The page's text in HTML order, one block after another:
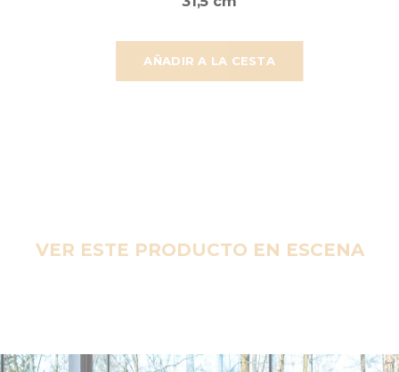
AÑADIR A LA CESTA
VER ESTE PRODUCTO EN ESCENA